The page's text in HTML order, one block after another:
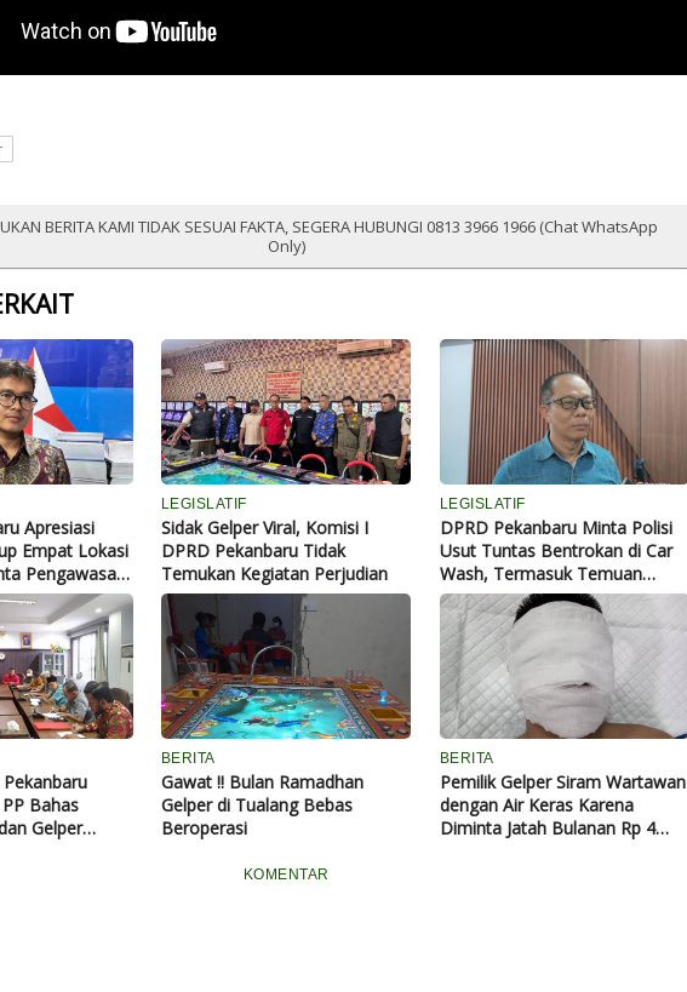
BERITA KAMI TIDAK SESUAI FAKTA, SEGERA HUBUNGI 0813 3966 1966 (Chat WhatsApp
Only)
Apresiasi
Empat Lokasi
Pengawasan
LEGISLATIF
Sidak Gelper Viral, Komisi I
DPRD Pekanbaru Tidak
Temukan Kegiatan Perjudian
LEGISLATIF
DPRD Pekanbaru Minta Polisi
Usut Tuntas Bentrokan di Car
Wash, Termasuk Temuan
Mesin Gelper
Bahas
Gelper
BERITA
Gawat !! Bulan Ramadhan
Gelper di Tualang Bebas
Beroperasi
BERITA
Pemilik Gelper Siram Wartawan
dengan Air Keras Karena
Diminta Jatah Bulanan Rp 4
KOMENTAR